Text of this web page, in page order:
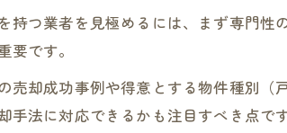
専
持つ業者を見極めるには、まず専門
要です。
売却成功事例や得意とする物件種別
手法に対応できるかも注目すべき点です